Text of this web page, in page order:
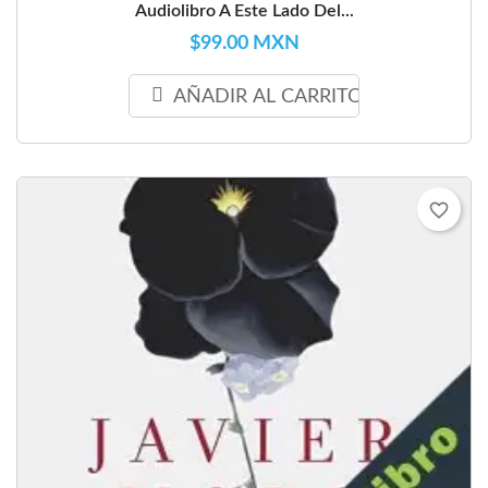
Audiolibro A Este Lado Del...
$99.00 MXN
AÑADIR AL CARRITO
favorite_border